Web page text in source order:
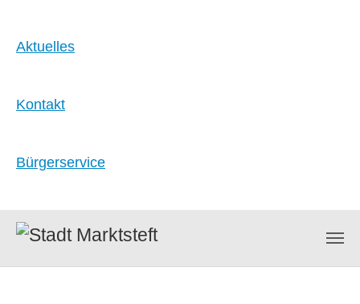
Aktuelles
Kontakt
Bürgerservice
Zum Hauptinhalt springen